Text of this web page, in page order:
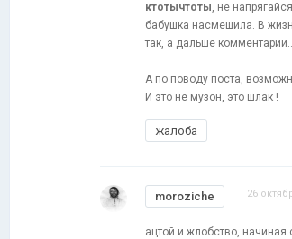
ктотычтоты, не
бабушка насмешила. В
так, а дальше
А по поводу поста,
И это не музон, это шлак !
жалоба
moroziche 26
ацтой и жлобство, начиная